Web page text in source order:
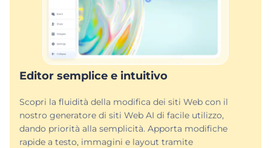
Editor semplice e intuitivo
Scopri la fluidità della modifica dei siti Web con il
nostro generatore di siti Web AI di facile utilizzo,
dando priorità alla semplicità. Apporta modifiche
rapide a testo, immagini e layout tramite